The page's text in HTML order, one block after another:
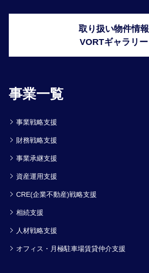
事業一覧
事業戦略支援
財務戦略支援
事業承継支援
資産運用支援
CRE(企業不動産)戦略支援
相続支援
人材戦略支援
オフィス・月極駐車場賃貸仲介支援
取り扱い物件情報
VORTギャラリー